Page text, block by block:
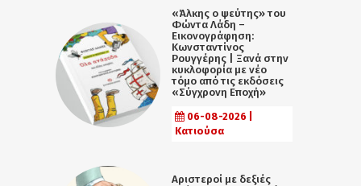
«Άλκης ο ψεύτης» του
Φώντα Λάδη –
Εικονογράφηση:
Κωνσταντίνος
Ρουγγέρης | Ξανά στην
κυκλοφορία με νέο
τόμο από τις εκδόσεις
«Σύγχρονη Εποχή»
06-08-2026 |
Κατιούσα
Αριστεροί με δεξιές